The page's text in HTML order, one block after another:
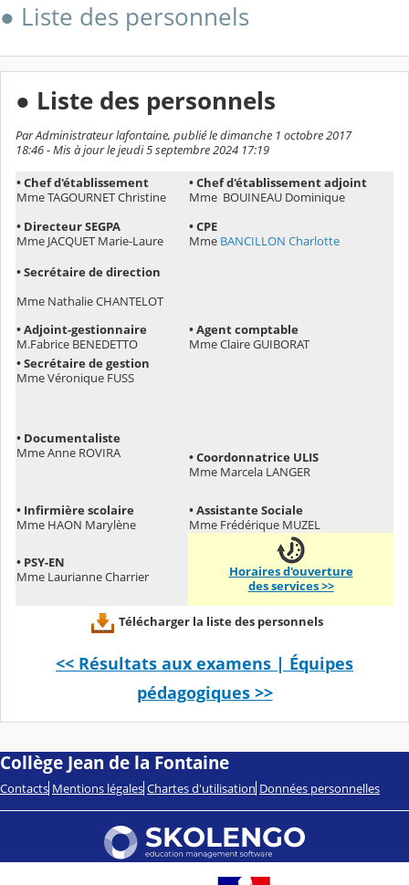
● Liste des personnels
● Liste des personnels
Par Administrateur lafontaine, publié le dimanche 1 octobre 2017
18:46 - Mis à jour le jeudi 5 septembre 2024 17:19
• Chef d'établissement
Mme TAGOURNET Christine
• Directeur SEGPA
Mme JACQUET Marie-Laure
• Chef d'établissement adjoint
Mme BOUINEAU Dominique
• CPE
Mme BANCILLON Charlotte
• Secrétaire de direction
Mme Nathalie CHANTELOT
• Adjoint-gestionnaire
M.Fabrice BENEDETTO
• Agent comptable
Mme Claire GUIBORAT
• Secrétaire de gestion
Mme Véronique FUSS
• Documentaliste
Mme Anne ROVIRA
• Coordonnatrice ULIS
Mme Marcela LANGER
• Infirmière scolaire
Mme HAON Marylène
• Assistante Sociale
Mme Frédérique MUZEL
• PSY-EN
Mme Laurianne Charrier
Horaires d'ouverture
des services >>
Télécharger la liste des personnels
<< Résultats aux examens | Équipes
pédagogiques >>
Collège Jean de la Fontaine
Contacts Mentions légales Chartes d'utilisation Données personnelles